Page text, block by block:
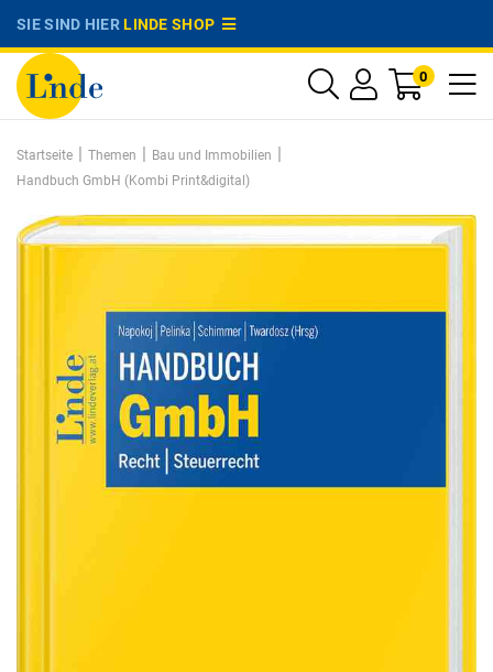
SIE SIND HIERLINDE SHOP
0
Startseite | Themen | Bau und Immobilien |
Handbuch GmbH (Kombi Print&digital)